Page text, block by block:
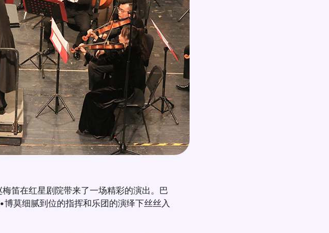
笛在红星剧院带来了一场精彩的演出。巴
莫细腻到位的指挥和乐团的演绎下丝丝入